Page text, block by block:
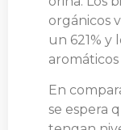
orgánicos
un 621% y
aromáticos
En
se espera